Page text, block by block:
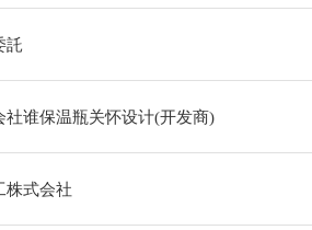
託
社谁保温瓶关怀设计(开发商)
株式会社